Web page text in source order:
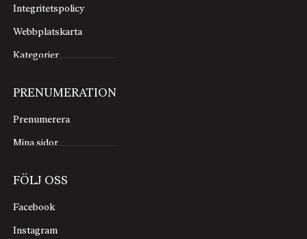
Integritetspolicy
Webbplatskarta
Kategorier
PRENUMERATION
Prenumerera
Mina sidor
FÖLJ OSS
Facebook
Instagram